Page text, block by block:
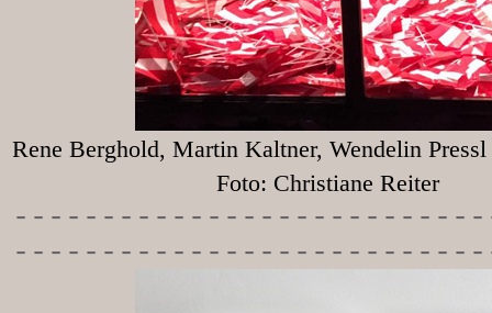
Rene Berghold, Martin Kaltner, Wendelin Pressl
Foto: Christiane Reiter
-----------